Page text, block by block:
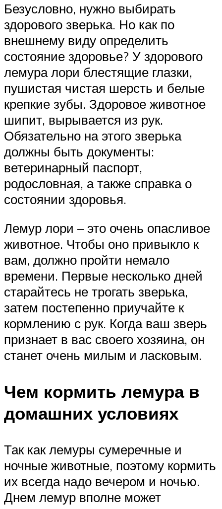
Безусловно, нужно выбирать
здорового зверька. Но как по
внешнему виду определить
состояние здоровье? У здорового
лемура лори блестящие глазки,
пушистая чистая шерсть и белые
крепкие зубы. Здоровое животное
шипит, вырывается из рук.
Обязательно на этого зверька
должны быть документы:
ветеринарный паспорт,
родословная, а также справка о
состоянии здоровья.
Лемур лори – это очень опасливое
животное. Чтобы оно привыкло к
вам, должно пройти немало
времени. Первые несколько дней
старайтесь не трогать зверька,
затем постепенно приучайте к
кормлению с рук. Когда ваш зверь
признает в вас своего хозяина, он
станет очень милым и ласковым.
Чем кормить лемура в
домашних условиях
Так как лемуры сумеречные и
ночные животные, поэтому кормить
их всегда надо вечером и ночью.
Днем лемур вполне может